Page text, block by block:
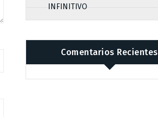
INFINITIVO
Comentarios Recientes